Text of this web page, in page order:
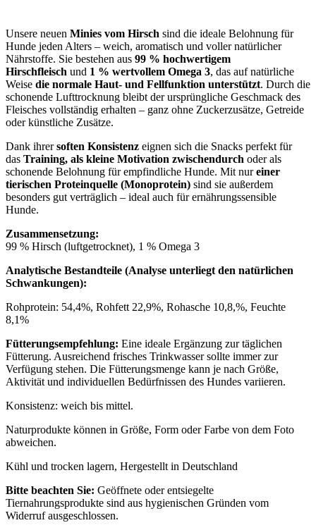
Unsere neuen Minies vom Hirsch sind die ideale Belohnung für
Hunde jeden Alters – weich, aromatisch und voller natürlicher
Nährstoffe. Sie bestehen aus 99 % hochwertigem
Hirschfleisch und 1 % wertvollem Omega 3, das auf natürliche
Weise die normale Haut- und Fellfunktion unterstützt. Durch die
schonende Lufttrocknung bleibt der ursprüngliche Geschmack des
Fleisches vollständig erhalten – ganz ohne Zuckerzusätze, Getreide
oder künstliche Zusätze.
Dank ihrersoften Konsistenz eignen sich die Snacks perfekt für
das Training, als kleine Motivation zwischendurch oder als
schonende Belohnung für empfindliche Hunde. Mit nureiner
tierischen Proteinquelle (Monoprotein) sind sie außerdem
besonders gut verträglich – ideal auch für ernährungssensible
Hunde.
Zusammensetzung:
99 % Hirsch (luftgetrocknet), 1 % Omega 3
Analytische Bestandteile (Analyse unterliegt den natürlichen
Schwankungen):
Rohprotein: 54,4%, Rohfett 22,9%, Rohasche 10,8,%, Feuchte
8,1%
Fütterungsempfehlung: Eine ideale Ergänzung zur täglichen
Fütterung. Ausreichend frisches Trinkwasser sollte immer zur
Verfügung stehen. Die Fütterungsmenge kann je nach Größe,
Aktivität und individuellen Bedürfnissen des Hundes variieren.
Konsistenz: weich bis mittel.
Naturprodukte können in Größe, Form oder Farbe von dem Foto
abweichen.
Kühl und trocken lagern, Hergestellt in Deutschland
Bitte beachten Sie: Geöffnete oder entsiegelte
Tiernahrungsprodukte sind aus hygienischen Gründen vom
Widerruf ausgeschlossen.